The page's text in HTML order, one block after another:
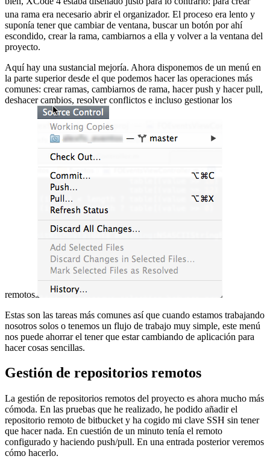
una rama era necesario abrir el organizador. El proceso era lento y
suponía tener que cambiar de ventana, buscar un botón por ahí
escondido, crear la rama, cambiarnos a ella y volver a la ventana del
proyecto.
Aquí hay una sustancial mejoría. Ahora disponemos de un menú en
la parte superior desde el que podemos hacer las operaciones más
comunes: crear ramas, cambiarnos de rama, hacer push y hacer pull,
deshacer cambios, resolver conflictos e incluso gestionar los
remotos.
Estas son las tareas más comunes así que cuando estamos trabajando
nosotros solos o tenemos un flujo de trabajo muy simple, este menú
nos puede ahorrar el tener que estar cambiando de aplicación para
hacer cosas sencillas.
Gestión de repositorios remotos
La gestión de repositorios remotos del proyecto es ahora mucho más
cómoda. En las pruebas que he realizado, he podido añadir el
repositorio remoto de bitbucket y ha cogido mi clave SSH sin tener
que hacer nada. En cuestión de un minuto tenía el remoto
configurado y haciendo push/pull. En una entrada posterior veremos
cómo hacerlo.